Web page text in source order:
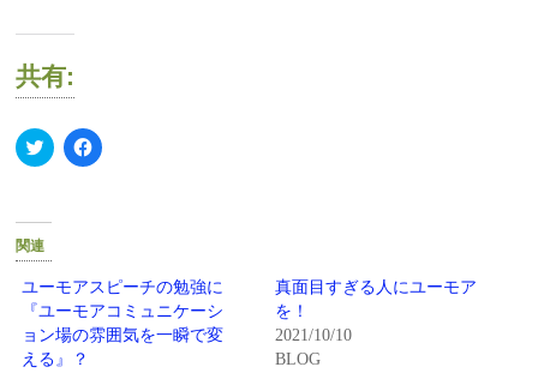
共有:
ク
リ
て
共
有
(新
し
い
ウ
ィ
Facebook
で
リ
ッ
ク
し
て
関連
ユーモアスピーチの勉強に
『ユーモアコミュニケーシ
ョン場の雰囲気を一瞬で変
える』？
真面目すぎる人にユーモア
を！
2021/10/10
BLOG